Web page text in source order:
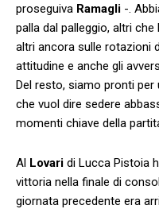
proseguiva Ramagli -.
palla dal palleggio, altri
altri ancora sulle rotazioni
attitudine e anche gli
Del resto, siamo pronti
che vuol dire sedere
momenti chiave della
Al Lovari di Lucca Pistoia
vittoria nella finale di
giornata precedente era